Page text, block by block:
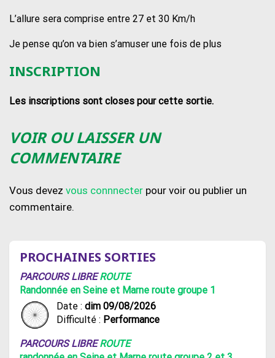
L’allure sera comprise entre 27 et 30 Km/h
Je pense qu’on va bien s’amuser une fois de plus
INSCRIPTION
Les inscriptions sont closes pour cette sortie.
VOIR OU LAISSER UN
COMMENTAIRE
Vous devez vous connnecter pour voir ou publier un
commentaire.
PROCHAINES SORTIES
PARCOURS LIBREROUTE
Randonnée en Seine et Marne route groupe 1
Date : dim 09/08/2026
Difficulté : Performance
PARCOURS LIBREROUTE